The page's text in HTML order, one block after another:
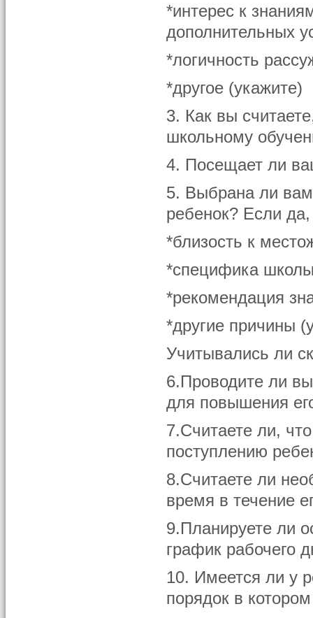
*интерес к
дополнительных
*логичность
*другое (укажите)
3. Как вы
школьному
4. Посещает ли
5. Выбрана ли
ребенок? Если
*близость к
*специфика
*рекомендация
*другие причины
Учитывались ли
6.Проводите ли
для повышения
7.Считаете ли,
поступлению
8.Считаете ли
время в течение
9.Планируете ли
график рабочего
10. Имеется ли у
порядок в